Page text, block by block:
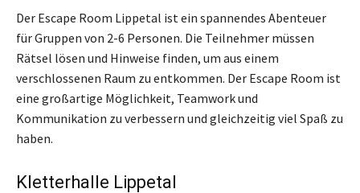
Der Escape Room Lippetal ist ein spannendes Abenteuer
für Gruppen von 2-6 Personen. Die Teilnehmer müssen
Rätsel lösen und Hinweise finden, um aus einem
verschlossenen Raum zu entkommen. Der Escape Room ist
eine großartige Möglichkeit, Teamwork und
Kommunikation zu verbessern und gleichzeitig viel Spaß zu
haben.
Kletterhalle Lippetal